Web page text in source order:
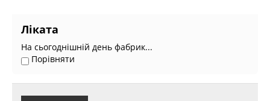
Ліката
На сьогоднішній день фабрик...
Порівняти